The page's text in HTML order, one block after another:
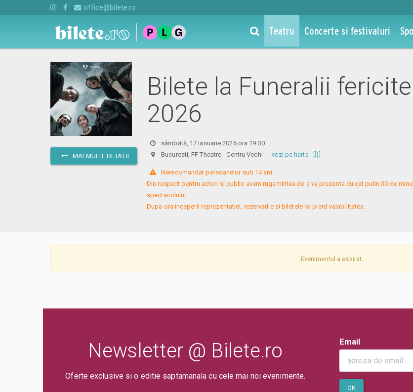
office@bilete.ro
Teatru Concerte si festivaluri
MAI MULTE DETALII
Bilete la Funeralii
2026
sâmbătă, 17 ianuarie 2026 ora 19:00
Bucuresti, FF Theatre - Centru Vechivezi pe harta
Nerecomandat persoanelor sub 14 ani.
Din respect pentru actori si public avem rugamintea de a va prezenta cu cel putin 30 de
spectacolului.
Dupa ora inceperii reprezentatiei, rezervarile si biletele isi pierd valabilitatea.
Evenimentul a expirat.
Newsletter @ Bilete.ro
Oferte exclusive si o editie saptamanala cu cele mai noi evenimente.
Email
OK